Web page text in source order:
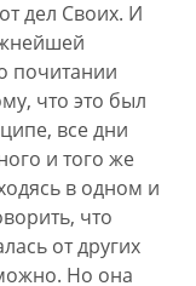
дел Своих. И
почитании
что это был
все дни
и того же
в одном и
что
от других
Но она